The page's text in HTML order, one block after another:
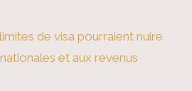
de visa pourraient nuire
et aux revenus